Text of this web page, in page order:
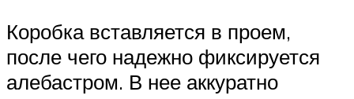
Коробка вставляется в проем,
после чего надежно фиксируется
алебастром. В нее аккуратно